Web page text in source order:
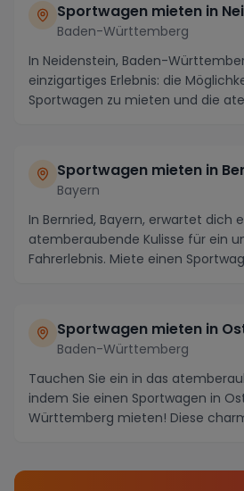
Sportwagen mieten in
Baden-Württemberg
In Neidenstein, Baden-
einzigartiges Erlebnis: die
Sportwagen zu mieten und die
Sportwagen mieten in
Bayern
In Bernried, Bayern, erwartet dich
atemberaubende Kulisse für ein
Fahrerlebnis. Miete einen
Sportwagen mieten in
Baden-Württemberg
Tauchen Sie ein in das
indem Sie einen Sportwagen in
Württemberg mieten! Diese